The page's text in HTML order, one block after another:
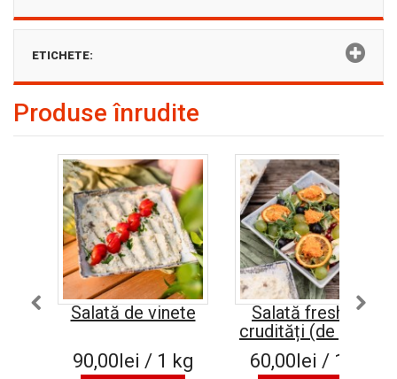
ETICHETE:
Produse înrudite
Salată de vinete
90,00lei / 1 kg
Salată fresh de
crudități (de post)
60,00lei / 1 kg